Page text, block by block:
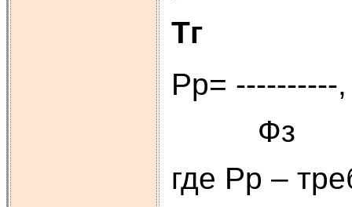
Тг
Рр=
Фз
где Рр –